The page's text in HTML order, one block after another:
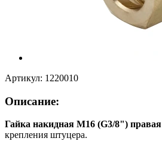
Артикул: 1220010
Описание:
Гайка накидная М16 (G3/8") правая
крепления штуцера.